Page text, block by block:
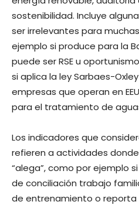
sostenibilidad. Incluye
ser irrelevantes para
ejemplo si produce para la
puede ser RSE u
si aplica la ley Sarbaes-
empresas que operan en
para el tratamiento de
Los indicadores que
refieren a actividades donde
“alega”, como por ejemplo
de conciliación trabajo
de entrenamiento o